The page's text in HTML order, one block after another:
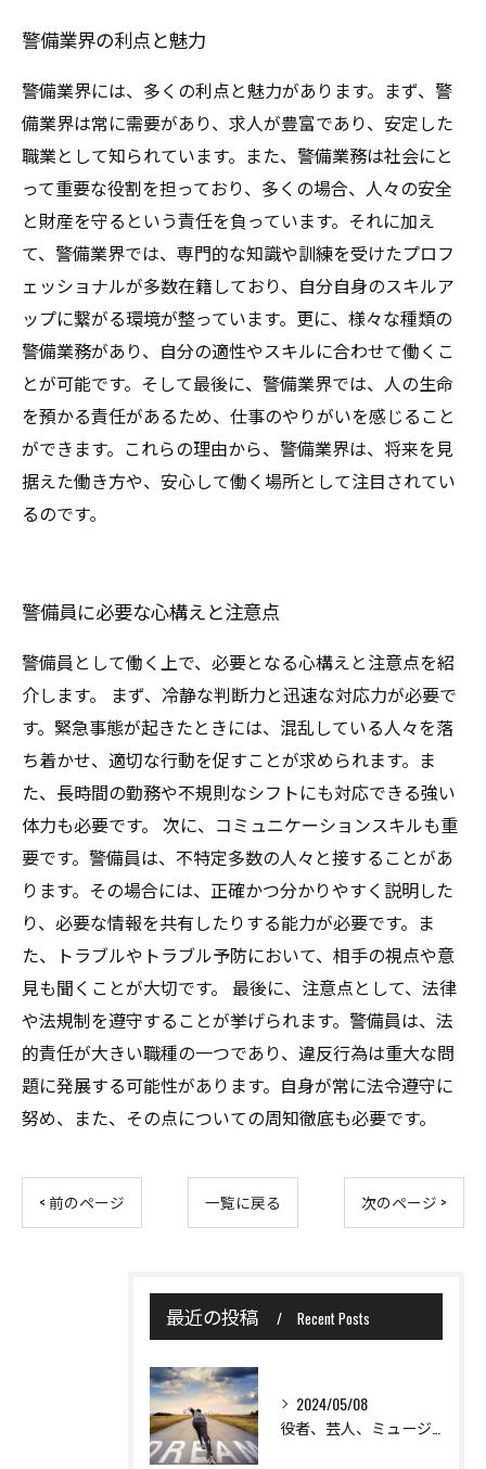
警備業界の利点と魅力
警備業界には、多くの利点と魅力があります。まず、警
備業界は常に需要があり、求人が豊富であり、安定した
職業として知られています。また、警備業務は社会にと
って重要な役割を担っており、多くの場合、人々の安全
と財産を守るという責任を負っています。それに加え
て、警備業界では、専門的な知識や訓練を受けたプロフ
ェッショナルが多数在籍しており、自分自身のスキルア
ップに繋がる環境が整っています。更に、様々な種類の
警備業務があり、自分の適性やスキルに合わせて働くこ
とが可能です。そして最後に、警備業界では、人の生命
を預かる責任があるため、仕事のやりがいを感じること
ができます。これらの理由から、警備業界は、将来を見
据えた働き方や、安心して働く場所として注目されてい
るのです。
警備員に必要な心構えと注意点
警備員として働く上で、必要となる心構えと注意点を紹
介します。 まず、冷静な判断力と迅速な対応力が必要で
す。緊急事態が起きたときには、混乱している人々を落
ち着かせ、適切な行動を促すことが求められます。ま
た、長時間の勤務や不規則なシフトにも対応できる強い
体力も必要です。 次に、コミュニケーションスキルも重
要です。警備員は、不特定多数の人々と接することがあ
ります。その場合には、正確かつ分かりやすく説明した
り、必要な情報を共有したりする能力が必要です。ま
た、トラブルやトラブル予防において、相手の視点や意
見も聞くことが大切です。 最後に、注意点として、法律
や法規制を遵守することが挙げられます。警備員は、法
的責任が大きい職種の一つであり、違反行為は重大な問
題に発展する可能性があります。自身が常に法令遵守に
努め、また、その点についての周知徹底も必要です。
< 前のページ 一覧に戻る 次のページ >
最近の投稿 Recent Posts
2024/05/08